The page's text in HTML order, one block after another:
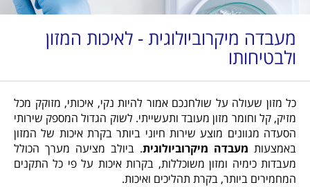
מעבדה מיקרוביולוגית - לאיכות המזון
ולבטיחותו
כל מזון שעולה על שולחנכם אמור להיות נקי, איכותי, מזוקק מכל
מזיק, קל וחומר מזון מעובד ותעשייתי. לשוק הגדול המספק שירותי
הסעדה מגוונים מוצע שירות חיוני ביותר בקרת איכות של המזון
באמצעות מעבדה מיקרוביולוגית. ביולב מציעה מערך הכולל
מעבדות כימיה ומזון משוכללות, בקרות איכות על פי כל התקנים
המחמירים ביותר, בקרת תהליכים ואיכות.